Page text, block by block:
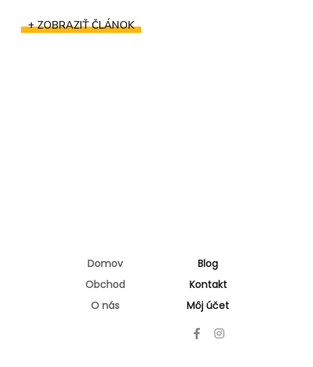
+ ZOBRAZIŤ ČLÁNOK
Domov
Obchod
O nás
Blog
Kontakt
Môj účet